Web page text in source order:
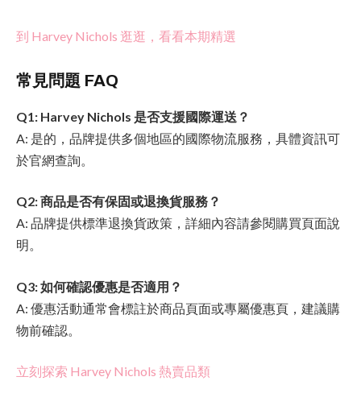
到 Harvey Nichols 逛逛，看看本期精選
常見問題 FAQ
Q1: Harvey Nichols 是否支援國際運送？
A: 是的，品牌提供多個地區的國際物流服務，具體資訊可
於官網查詢。
Q2: 商品是否有保固或退換貨服務？
A: 品牌提供標準退換貨政策，詳細內容請參閱購買頁面說
明。
Q3: 如何確認優惠是否適用？
A: 優惠活動通常會標註於商品頁面或專屬優惠頁，建議購
物前確認。
立刻探索 Harvey Nichols 熱賣品類